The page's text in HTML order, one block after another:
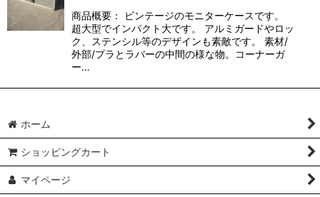
商品概要： ビンテージのモニターケースです。
超大型でインパクト大です。 アルミガードやロッ
ク、ステンシル等のデザインも素敵です。 素材/
外部/プラとラバーの中間の様な物。コーナーガ
ー…
ホーム
ショッピングカート
マイページ